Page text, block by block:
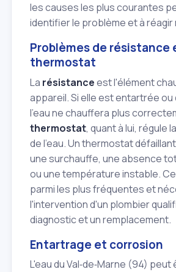
les causes les plus courantes
identifier le problème et à réagir
Problèmes de résistance
thermostat
La résistanceest l'élément
appareil. Si elle est entartrée
l'eau ne chauffera plus
thermostat, quant à lui, régule
de l'eau. Un thermostat
une surchauffe, une absence
ou une température instable.
parmi les plus fréquentes et
l'intervention d'un plombier
diagnostic et un remplacement.
Entartrage et corrosion
L'eau du Val‑de‑Marne (94)